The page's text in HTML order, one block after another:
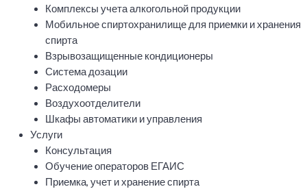
Комплексы учета алкогольной продукции
Мобильное спиртохранилище для приемки и хранения
спирта
Взрывозащищенные кондиционеры
Система дозации
Расходомеры
Воздухоотделители
Шкафы автоматики и управления
Услуги
Консультация
Обучение операторов ЕГАИС
Приемка, учет и хранение спирта